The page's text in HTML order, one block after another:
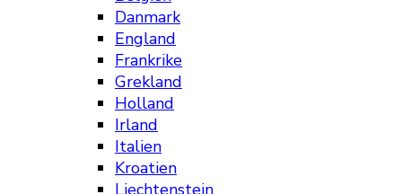
Danmark
England
Frankrike
Grekland
Holland
Irland
Italien
Kroatien
Liechtenstein